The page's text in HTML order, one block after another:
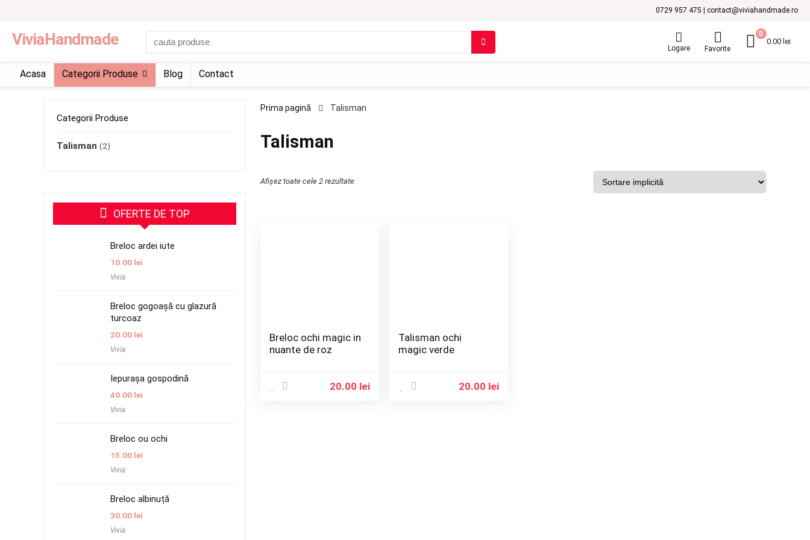
0729 957 475 | contact@viviahandmade.ro
ViviaHandmade
Logare Favorite
0
0.00 lei
Acasa Categorii Produse Blog Contact
Categorii Produse
Talisman (2)
OFERTE DE TOP
Breloc ardei iute
10.00 lei
Vivia
Breloc gogoașă cu glazură
turcoaz
20.00 lei
Vivia
Iepurașa gospodină
40.00 lei
Vivia
Breloc ou ochi
15.00 lei
Vivia
Breloc albinuță
30.00 lei
Vivia
Prima pagină Talisman
Talisman
Afișez toate cele 2 rezultate
Breloc ochi magic in
nuante de roz
20.00 lei
Talisman ochi
magic verde
20.00 lei